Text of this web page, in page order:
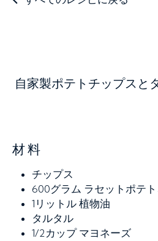
自家製ポテトチップスと
材料
チップス
600グラム ラセットポテ
1リットル 植物油
タルタル
1/2カップ マヨネーズ